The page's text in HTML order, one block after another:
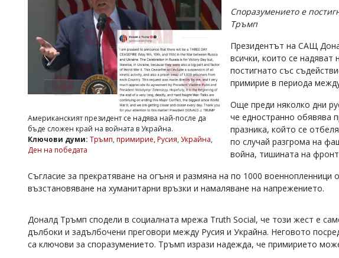
Управители:
k.kassabova@flagman.bg
Главен
редактор:
Колев,
Коментарите
статиите
Американският президент се надява най-после да
бъде сложен край на войната в Украйна.
Ключови думи: Тръмп, примирие, Русия, Украйна,
Ден на победата
Споразумението е
Тръмп
Президентът на САЩ
всички, които се надяват
постигнато със
примирие в периода
Още преди няколко дни
че едностранно обявява
празника, който се
по случай разгрома на
война, тишината на
Съгласие за прекратяване на огъня и размяна на по 1000 военнопленници
възстановяване на хуманитарни връзки и намаляване на напрежението.
Доналд Тръмп сподели в социалната мрежа Truth Social, че този жест е
дълбоки и задълбочени преговори между Русия и Украйна. Неговото
са ключови за споразумението. Тръмп изрази надежда, че примирието